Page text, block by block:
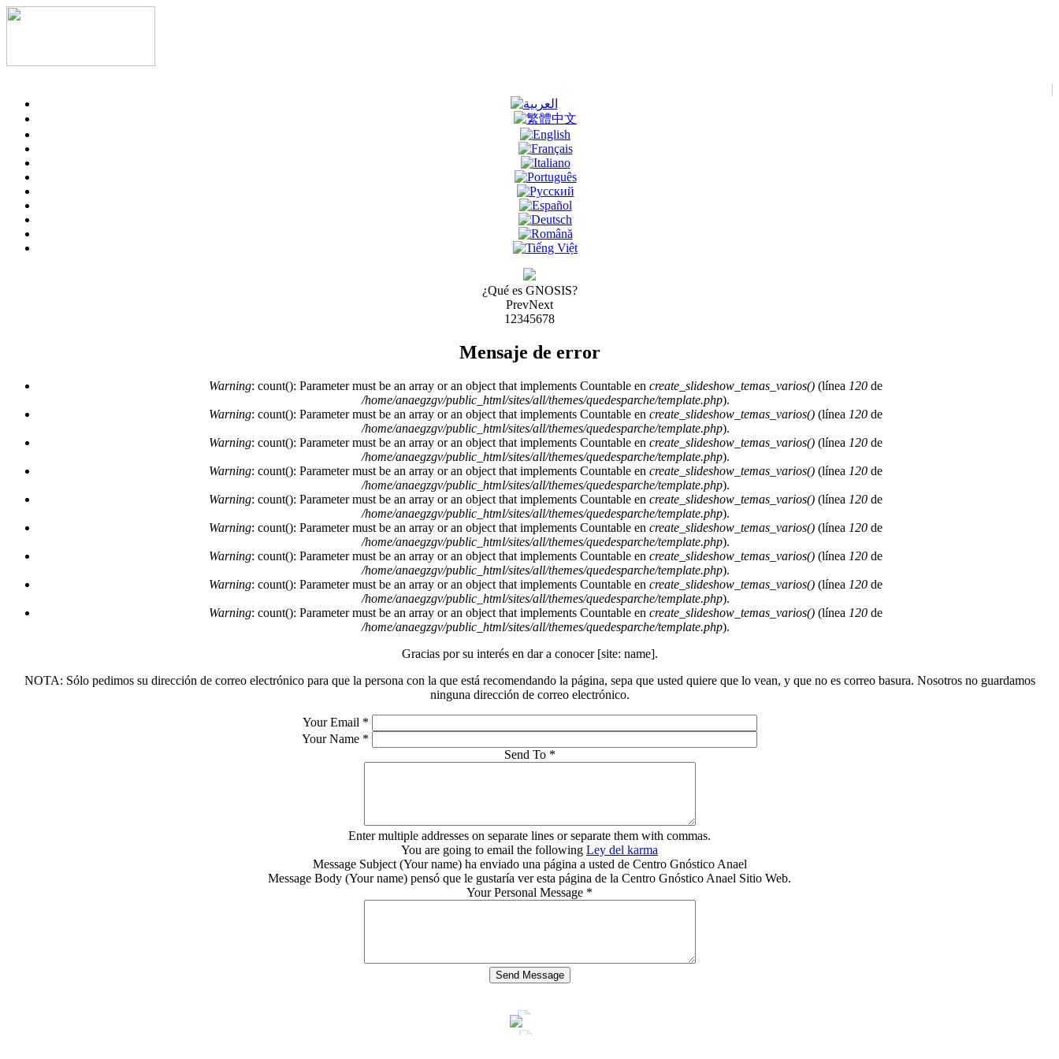
¿Qué es GNOSIS?
PrevNext
1 2345678
Mensaje de error
Warning: count(): Parameter must be an array or an object that implements Countable en create_slideshow_temas_varios()(línea 120de
/home/anaegzgv/public_html/sites/all/themes/quedesparche/template.php).
Warning: count(): Parameter must be an array or an object that implements Countable en create_slideshow_temas_varios()(línea 120de
/home/anaegzgv/public_html/sites/all/themes/quedesparche/template.php).
Warning: count(): Parameter must be an array or an object that implements Countable en create_slideshow_temas_varios()(línea 120de
/home/anaegzgv/public_html/sites/all/themes/quedesparche/template.php).
Warning: count(): Parameter must be an array or an object that implements Countable en create_slideshow_temas_varios()(línea 120de
/home/anaegzgv/public_html/sites/all/themes/quedesparche/template.php).
Warning: count(): Parameter must be an array or an object that implements Countable en create_slideshow_temas_varios()(línea 120de
/home/anaegzgv/public_html/sites/all/themes/quedesparche/template.php).
Warning: count(): Parameter must be an array or an object that implements Countable en create_slideshow_temas_varios()(línea 120de
/home/anaegzgv/public_html/sites/all/themes/quedesparche/template.php).
Warning: count(): Parameter must be an array or an object that implements Countable en create_slideshow_temas_varios()(línea 120de
/home/anaegzgv/public_html/sites/all/themes/quedesparche/template.php).
Warning: count(): Parameter must be an array or an object that implements Countable en create_slideshow_temas_varios()(línea 120de
/home/anaegzgv/public_html/sites/all/themes/quedesparche/template.php).
Warning: count(): Parameter must be an array or an object that implements Countable en create_slideshow_temas_varios()(línea 120de
/home/anaegzgv/public_html/sites/all/themes/quedesparche/template.php).
Gracias por su interés en dar a conocer [site: name].
NOTA: Sólo pedimos su dirección de correo electrónico para que la persona con la que está recomendando la página, sepa que usted quiere que lo vean, y que no es correo basura. Nosotros no guardamos
ninguna dirección de correo electrónico.
Your Email *
Your Name *
Send To *
Enter multiple addresses on separate lines or separate them with commas.
You are going to email the following Ley del karma
Message Subject (Your name) ha enviado una página a usted de Centro Gnóstico Anael
Message Body (Your name) pensó que le gustaría ver esta página de la Centro Gnóstico Anael Sitio Web.
Your Personal Message *